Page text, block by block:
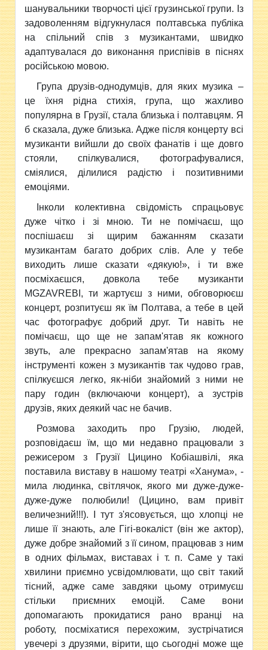
шанувальники творчості цієї грузинської групи. Із
задоволенням відгукнулася полтавська публіка
на спільний спів з музикантами, швидко
адаптувалася до виконання приспівів в піснях
російською мовою.
Група друзів-однодумців, для яких музика –
це їхня рідна стихія, група, що жахливо
популярна в Грузії, стала близька і полтавцям. Я
б сказала, дуже близька. Адже після концерту всі
музиканти вийшли до своїх фанатів і ще довго
стояли, спілкувалися, фотографувалися,
сміялися, ділилися радістю і позитивними
емоціями.
Інколи колективна свідомість спрацьовує
дуже чітко і зі мною. Ти не помічаєш, що
поспішаєш зі щирим бажанням сказати
музикантам багато добрих слів. Але у тебе
виходить лише сказати «дякую!», і ти вже
посміхаєшся, довкола тебе музиканти
MGZAVREBI, ти жартуєш з ними, обговорюєш
концерт, розпитуєш як їм Полтава, а тебе в цей
час фотографує добрий друг. Ти навіть не
помічаєш, що ще не запам'ятав як кожного
звуть, але прекрасно запам'ятав на якому
інструменті кожен з музикантів так чудово грав,
спілкуєшся легко, як-ніби знайомий з ними не
пару годин (включаючи концерт), а зустрів
друзів, яких деякий час не бачив.
Розмова заходить про Грузію, людей,
розповідаєш їм, що ми недавно працювали з
режисером з Грузії Цицино Кобіашвілі, яка
поставила виставу в нашому театрі «Ханума», -
мила людинка, світлячок, якого ми дуже-дуже-
дуже-дуже полюбили! (Цицино, вам привіт
величезний!!!). І тут з'ясовується, що хлопці не
лише її знають, але Гігі-вокаліст (він же актор),
дуже добре знайомий з її сином, працював з ним
в одних фільмах, виставах і т. п. Саме у такі
хвилини приємно усвідомлювати, що світ такий
тісний, адже саме завдяки цьому отримуєш
стільки приємних емоцій. Саме вони
допомагають прокидатися рано вранці на
роботу, посміхатися перехожим, зустрічатися
увечері з друзями, вірити, що сьогодні може ще